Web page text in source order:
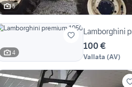
5
4
Lamborghini
100 €
Vallata (AV)